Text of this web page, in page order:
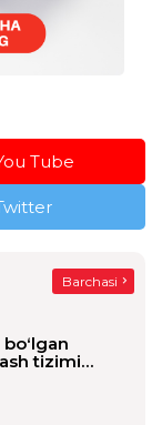
Tube
Barchasi
tizimi